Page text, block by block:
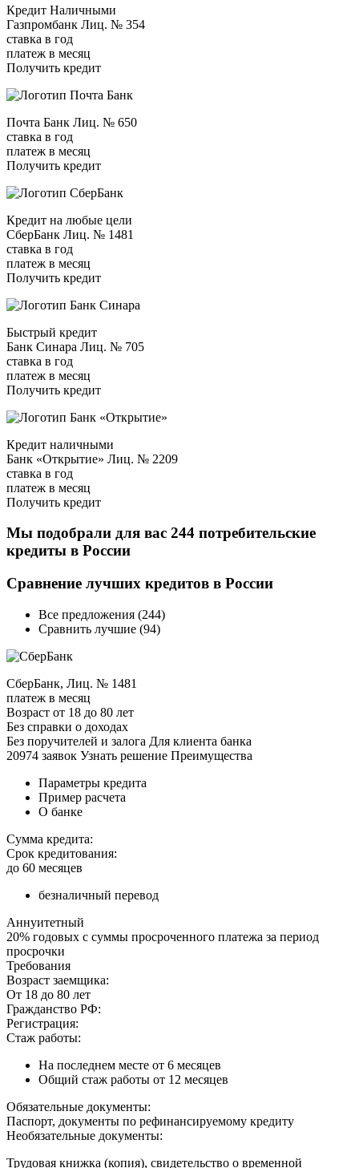
Кредит Наличными
Газпромбанк Лиц. № 354
ставка в год
платеж в месяц
Получить кредит
Почта Банк Лиц. № 650
ставка в год
платеж в месяц
Получить кредит
Кредит на любые цели
СберБанк Лиц. № 1481
ставка в год
платеж в месяц
Получить кредит
Быстрый кредит
Банк Синара Лиц. № 705
ставка в год
платеж в месяц
Получить кредит
Кредит наличными
Банк «Открытие» Лиц. № 2209
ставка в год
платеж в месяц
Получить кредит
Мы подобрали для вас 244 потребительские
кредиты в России
Сравнение лучших кредитов в России
Все предложения (244)
Сравнить лучшие (94)
СберБанк, Лиц. № 1481
платеж в месяц
Возраст от 18 до 80 лет
Без справки о доходах
Без поручителей и залога Для клиента банка
20974 заявок Узнать решение Преимущества
Параметры кредита
Пример расчета
О банке
Сумма кредита:
Срок кредитования:
до 60 месяцев
безналичный перевод
Аннуитетный
20% годовых с суммы просроченного платежа за период
просрочки
Требования
Возраст заемщика:
От 18 до 80 лет
Гражданство РФ:
Регистрация:
Стаж работы:
На последнем месте от 6 месяцев
Общий стаж работы от 12 месяцев
Обязательные документы:
Паспорт, документы по рефинансируемому кредиту
Необязательные документы:
Трудовая книжка (копия), свидетельство о временной